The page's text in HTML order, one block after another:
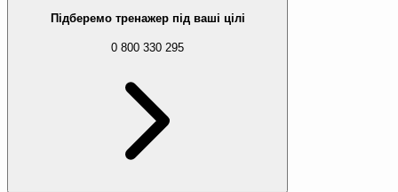
Підберемо тренажер під ваші цілі
0 800 330 295